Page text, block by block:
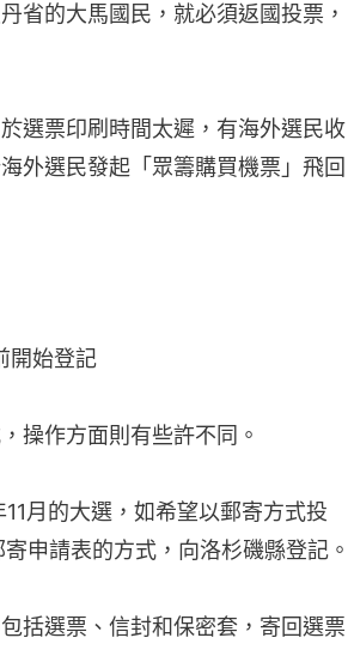
省的大馬國民，就必須返國投票，
選票印刷時間太遲，有海外選民收
外選民發起「眾籌購買機票」飛回
開始登記
操作方面則有些許不同。
月的大選，如希望以郵寄方式投
申請表的方式，向洛杉磯縣登記。
括選票、信封和保密套，寄回選票